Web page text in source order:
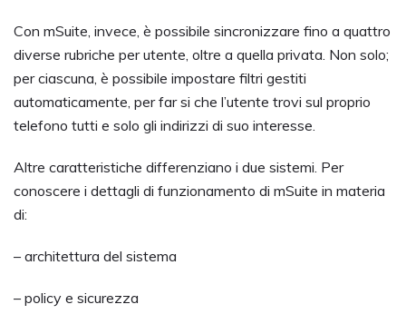
Con mSuite, invece, è possibile sincronizzare fino a quattro
diverse rubriche per utente, oltre a quella privata. Non solo;
per ciascuna, è possibile impostare filtri gestiti
automaticamente, per far si che l’utente trovi sul proprio
telefono tutti e solo gli indirizzi di suo interesse.
Altre caratteristiche differenziano i due sistemi. Per
conoscere i dettagli di funzionamento di mSuite in materia
di:
– architettura del sistema
– policy e sicurezza